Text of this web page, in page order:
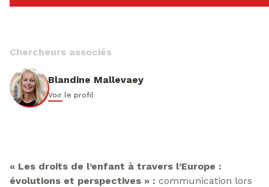
Chercheurs associés
Blandine Mallevaey
Voir le profil
« Les droits de l’enfant à travers l’Europe :
évolutions et perspectives » : communication lors